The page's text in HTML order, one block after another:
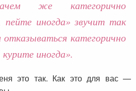
же категорично
пейте иногда» звучит так
категорично
иногда».
это так. Как это для вас —